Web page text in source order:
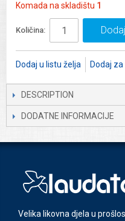
Komada na skladištu 1
Količina:
Dodaj u listu želja Dodaj
DESCRIPTION
DODATNE INFORMACIJE
Velika likovna djela u